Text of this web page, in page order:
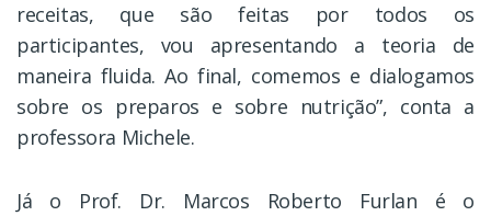
receitas, que são feitas por todos os
participantes, vou apresentando a teoria de
maneira fluida. Ao final, comemos e dialogamos
sobre os preparos e sobre nutrição”, conta a
professora Michele.
Já o Prof. Dr. Marcos Roberto Furlan é o